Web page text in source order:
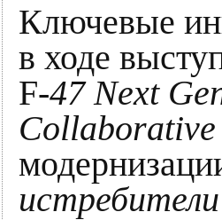
Ключевые
в ходе
F-47 Next